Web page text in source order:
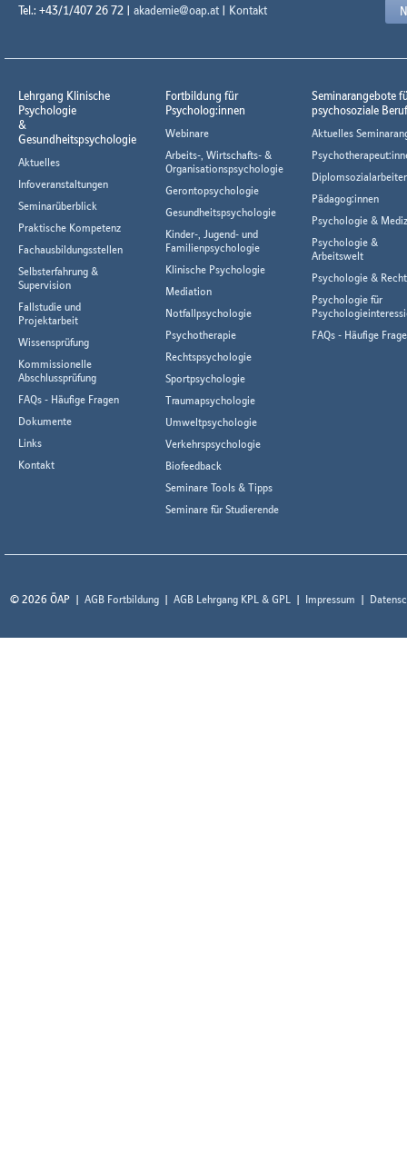
Tel.: +43/1/407 26 72 | akademie@oap.at | Kontakt
Lehrgang Klinische
Psychologie
&
Gesundheitspsychologie
Aktuelles
Infoveranstaltungen
Seminarüberblick
Praktische Kompetenz
Fachausbildungsstellen
Selbsterfahrung &
Supervision
Fallstudie und
Projektarbeit
Wissensprüfung
Kommissionelle
Abschlussprüfung
FAQs - Häufige Fragen
Dokumente
Links
Kontakt
Fortbildung für
Psycholog:innen
Webinare
Arbeits-, Wirtschafts- &
Organisationspsychologie
Gerontopsychologie
Gesundheitspsychologie
Kinder-, Jugend- und
Familienpsychologie
Klinische Psychologie
Mediation
Notfallpsychologie
Psychotherapie
Rechtspsychologie
Sportpsychologie
Traumapsychologie
Umweltpsychologie
Verkehrspsychologie
Biofeedback
Seminare Tools & Tipps
Seminare für Studierende
Seminarangebote
psychosoziale
Aktuelles
Pädagog:innen
Psychologie &
Psychologie &
Arbeitswelt
Psychologie & Recht
Psychologie für
FAQs - Häufige
© 2026 ÖAP AGB Fortbildung AGB Lehrgang KPL & GPL Impressum